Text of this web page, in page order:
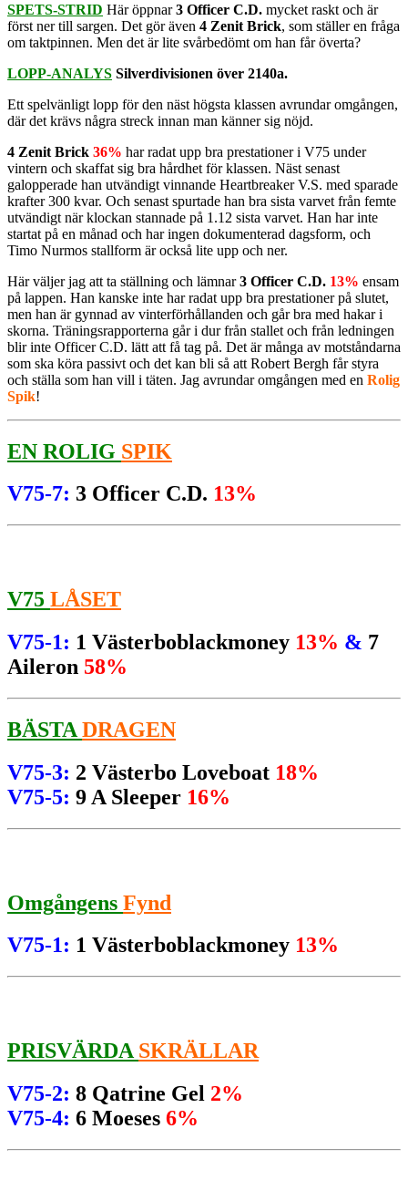
SPETS-STRID Här öppnar3 Officer C.D. mycket raskt och är
först ner till sargen. Det gör även 4 Zenit Brick, som ställer en fråga
om taktpinnen. Men det är lite svårbedömt om han får överta?
LOPP-ANALYS Silverdivisionen över 2140a.
Ett spelvänligt lopp för den näst högsta klassen avrundar omgången,
där det krävs några streck innan man känner sig nöjd.
4 Zenit Brick 36% har radat upp bra prestationer i V75 under
vintern och skaffat sig bra hårdhet för klassen. Näst senast
galopperade han utvändigt vinnande Heartbreaker V.S. med sparade
krafter 300 kvar. Och senast spurtade han bra sista varvet från femte
utvändigt när klockan stannade på 1.12 sista varvet. Han har inte
startat på en månad och har ingen dokumenterad dagsform, och
Timo Nurmos stallform är också lite upp och ner.
Här väljer jag att ta ställning och lämnar3 Officer C.D. 13% ensam
på lappen. Han kanske inte har radat upp bra prestationer på slutet,
men han är gynnad av vinterförhållanden och går bra med hakar i
skorna. Träningsrapporterna går i dur från stallet och från ledningen
blir inte Officer C.D. lätt att få tag på. Det är många av motståndarna
som ska köra passivt och det kan bli så att Robert Bergh får styra
och ställa som han vill i täten. Jag avrundar omgången med en Rolig
Spik!
EN ROLIG SPIK
V75-7: 3 Officer C.D. 13%
V75 LÅSET
V75-1: 1 Västerboblackmoney 13% & 7
Aileron 58%
BÄSTA DRAGEN
V75-3: 2 Västerbo Loveboat 18%
V75-5: 9 A Sleeper 16%
Omgångens Fynd
V75-1: 1 Västerboblackmoney 13%
PRISVÄRDA SKRÄLLAR
V75-2: 8 Qatrine Gel 2%
V75-4: 6 Moeses 6%